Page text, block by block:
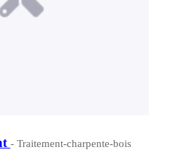
- Traitement-charpente-bois